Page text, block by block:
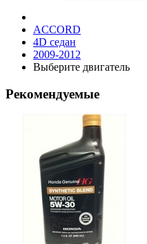
ACCORD
4D седан
2009-2012
Выберите двигатель
Рекомендуемые